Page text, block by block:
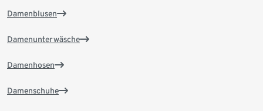
Damenblusen
Damenunterwäsche
Damenhosen
Damenschuhe